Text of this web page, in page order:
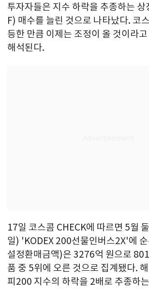
투자자들은 지수 하락을 추종하는
F) 매수를 늘린 것으로 나타났다. 코
등한 만큼 이제는 조정이 올 것이라
해석된다.
17일 코스콤 CHECK에 따르면 5월
일) 'KODEX 200선물인버스2X'에
설정환매금액)은 3276억 원으로
품 중 5위에 오른 것으로 집계됐다.
피200 지수의 하락을 2배로 추종하